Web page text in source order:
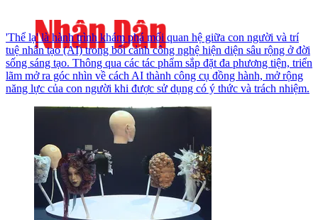
'Thể lạ' là hành trình khám phá mối quan hệ giữa con người và trí
tuệ nhân tạo (AI) trong bối cảnh công nghệ hiện diện sâu rộng ở đời
sống sáng tạo. Thông qua các tác phẩm sắp đặt đa phương tiện, triển
lãm mở ra góc nhìn về cách AI thành công cụ đồng hành, mở rộng
năng lực của con người khi được sử dụng có ý thức và trách nhiệm.